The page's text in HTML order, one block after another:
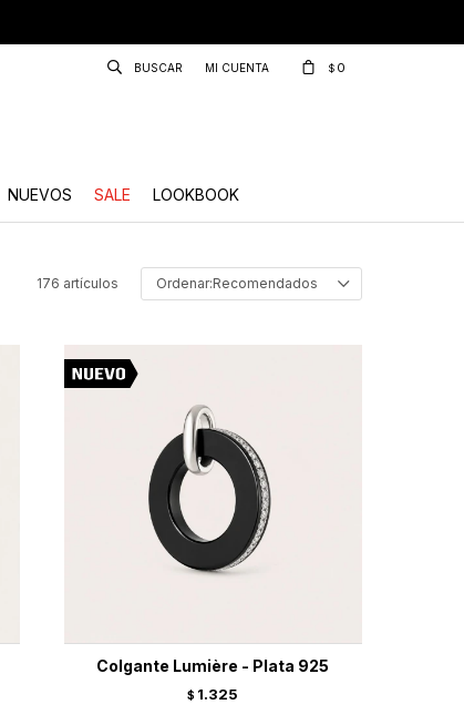
NUEVOS SALE LOOKBOOK
$ 0
176 artículos Recomendados
Colgante Lumière - Plata 925
$ 1.325